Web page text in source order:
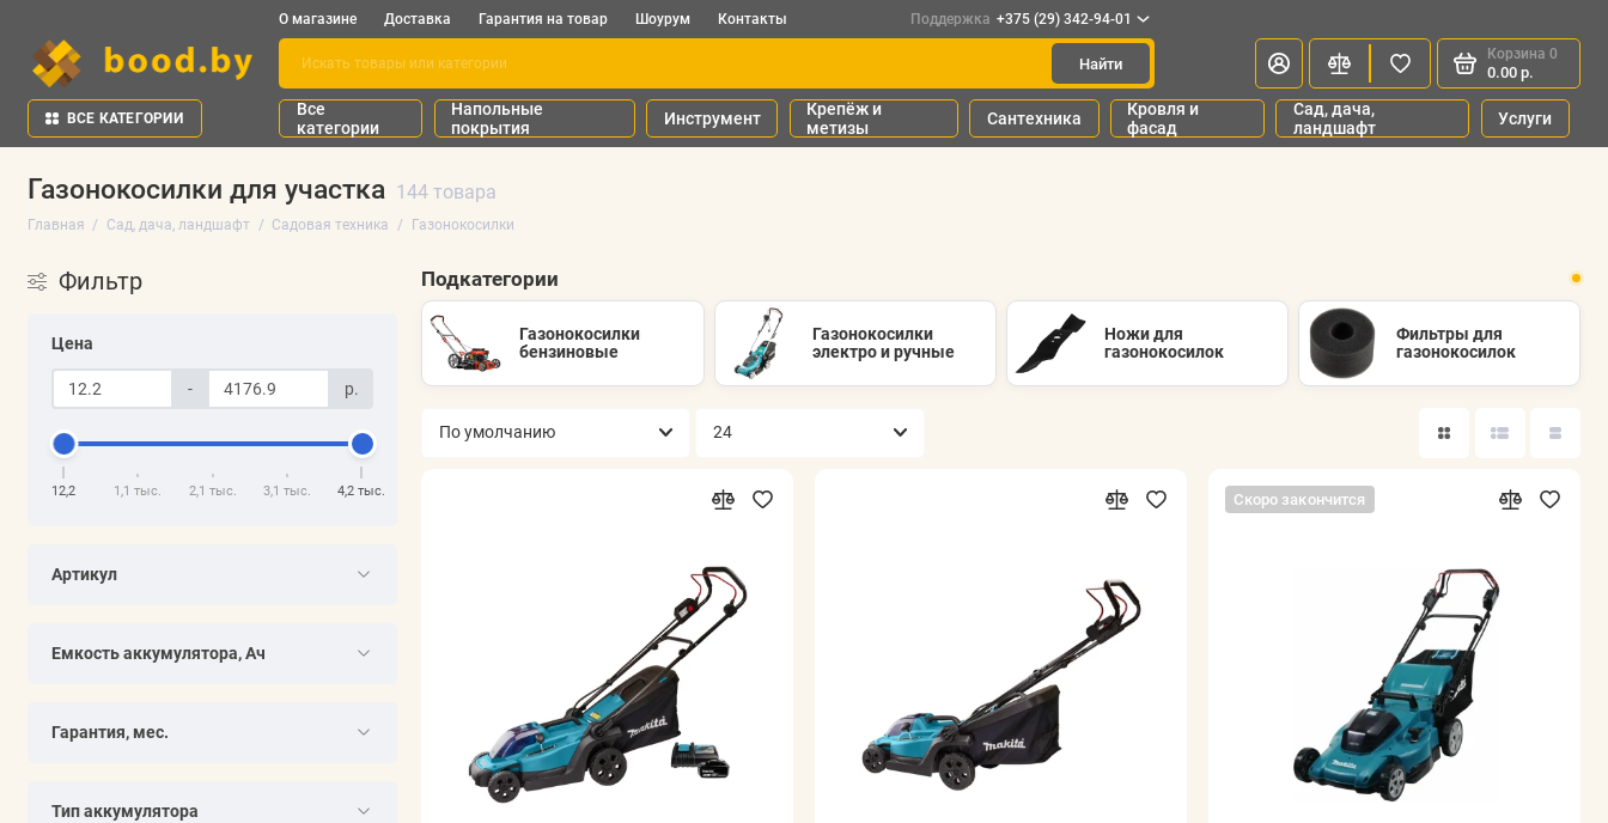
О магазине Доставка Гарантия на товар Шоурум Контакты Поддержка +375 (29) 342-94-01
Найти
Корзина 0
0.00 р.
ВСЕ КАТЕГОРИИ
Все
категории
Напольные
покрытия
Инструмент
Крепёж и
метизы
Сантехника
Кровля и
фасад
Сад, дача,
ландшафт
Услуги
Газонокосилки для участка 144 товара
Главная Сад, дача, ландшафт Садовая техника Газонокосилки
Фильтр
Цена
- р.
12,2 1,1 тыс. 2,1 тыс. 3,1 тыс. 4,2 тыс.
Артикул
Емкость аккумулятора, Ач
Гарантия, мес.
Тип аккумулятора
Подкатегории
Газонокосилки
бензиновые
Газонокосилки
электро и ручные
Ножи для
газонокосилок
Фильтры для
газонокосилок
Скоро закончится